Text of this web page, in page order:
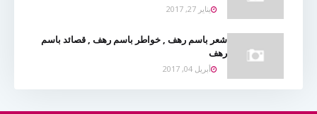
يناير 27, 2017
شعر باسم رهف , خواطر باسم رهف , قصائد باسم
رهف
أبريل 04, 2017